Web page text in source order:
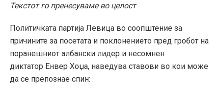
Текстот го пренесуваме во целост
Политичката партија Левица во соопштение за
причините за посетата и поклонението пред гробот на
поранешниот албански лидер и несомнен
диктатор Енвер Хоџа, наведува ставови во кои може
да се препознае спин: